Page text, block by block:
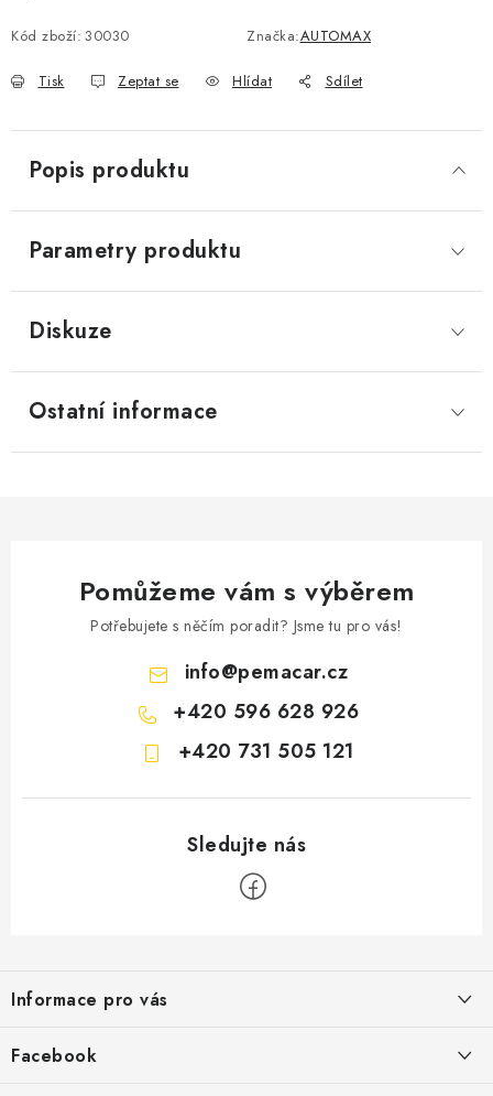
Kód zboží: 30030 Značka:AUTOMAX
Tisk Zeptat se Hlídat Sdílet
Popis produktu
Parametry produktu
Diskuze
Ostatní informace
Pomůžeme vám s výběrem
Potřebujete s něčím poradit? Jsme tu pro vás!
info@pemacar.cz
+420 596 628 926
+420 731 505 121
p
a
Informace pro vás
Facebook